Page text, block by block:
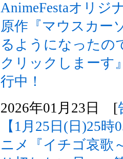
AnimeFestaオリジ
原作『マウスカー
るようになったの
クリックしまーす
行中！
2026年01月23日 [
【1月25日(日)25
ニメ『イチゴ哀歌